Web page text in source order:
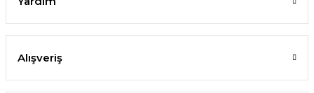
Alışveriş